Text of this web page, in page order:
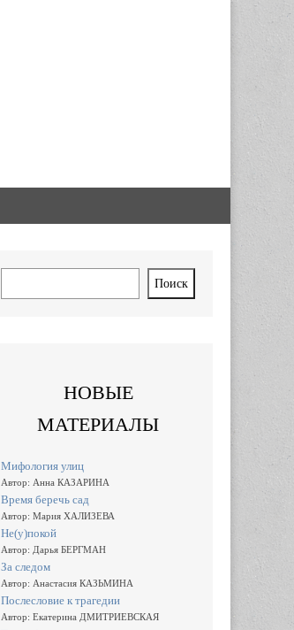
Поиск
НОВЫЕ
МАТЕРИАЛЫ
Мифология улиц
Автор: Анна КАЗАРИНА
Время беречь сад
Автор: Мария ХАЛИЗЕВА
Не(у)покой
Автор: Дарья БЕРГМАН
За следом
Автор: Анастасия КАЗЬМИНА
Послесловие к трагедии
Автор: Екатерина ДМИТРИЕВСКАЯ